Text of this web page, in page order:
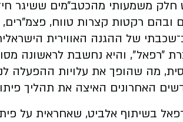
חלק משמעותי מהכטב״מים ששיגר
ובהם רקטות קצרות טווח,
של ההגנה האווירית
והיא נחשבת לראשונה
מה שהופך את עלויות ההפעלה
האחרונים האיצה את תהליך
בשיתוף אלביט, שאחראית על